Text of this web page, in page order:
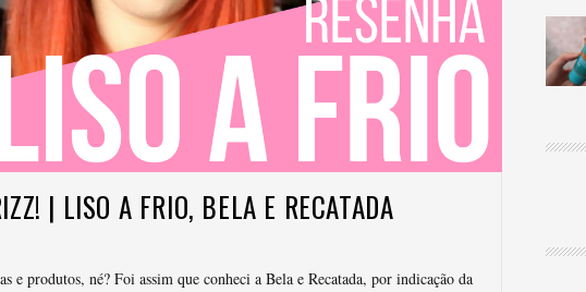
| LISO A FRIO, BELA E RECATADA
e produtos, né? Foi assim que conheci a Bela e Recatada, por indicação da